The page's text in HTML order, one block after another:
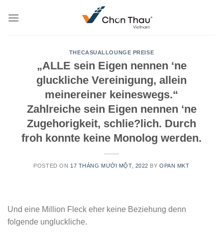
THECASUALLOUNGE PREISE
„ALLE sein Eigen nennen ‘ne
gluckliche Vereinigung, allein
meinereiner keineswegs.“
Zahlreiche sein Eigen nennen ‘ne
Zugehorigkeit, schlie?lich. Durch
froh konnte keine Monolog werden.
POSTED ON 17 THÁNG MƯỜI MỘT, 2022 BYOPAN MKT
Und eine Million Fleck eher keine Beziehung denn
folgende ungluckliche.